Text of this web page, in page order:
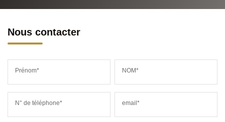
Nous contacter
Prénom* NOM*
N° de téléphone* email*